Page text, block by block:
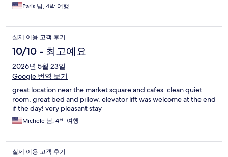
Paris 님, 4박 여행
실제 이용 고객 후기
10/10 - 최고예요
2026년 5월 23일
Google 번역 보기
great location near the market square and cafes. clean quiet
room, great bed and pillow. elevator lift was welcome at the end
if the day! very pleasant stay
Michele 님, 4박 여행
실제 이용 고객 후기